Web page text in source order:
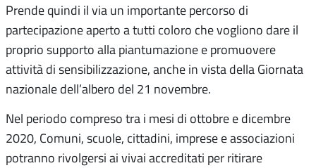
Prende quindi il via un importante percorso di
partecipazione aperto a tutti coloro che vogliono dare il
proprio supporto alla piantumazione e promuovere
attività di sensibilizzazione, anche in vista della Giornata
nazionale dell’albero del 21 novembre.
Nel periodo compreso tra i mesi di ottobre e dicembre
2020, Comuni, scuole, cittadini, imprese e associazioni
potranno rivolgersi ai vivai accreditati per ritirare